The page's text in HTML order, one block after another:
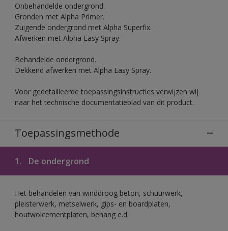
Onbehandelde ondergrond.
Gronden met Alpha Primer.
Zuigende ondergrond met Alpha Superfix.
Afwerken met Alpha Easy Spray.
Behandelde ondergrond.
Dekkend afwerken met Alpha Easy Spray.
Voor gedetailleerde toepassingsinstructies verwijzen wij
naar het technische documentatieblad van dit product.
Toepassingsmethode
1. De ondergrond
Het behandelen van winddroog beton, schuurwerk,
pleisterwerk, metselwerk, gips- en boardplaten,
houtwolcementplaten, behang e.d.